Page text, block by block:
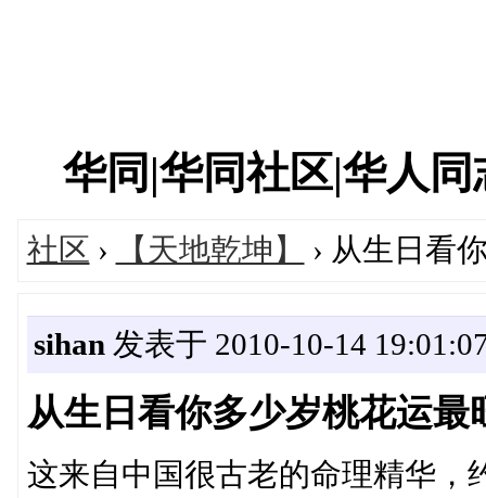
华同|华同社区|华人
社区 › 【天地乾坤】 › 从生日看
sihan 发表于 2010-10-14
从生日看你多少岁桃花运最
这来自中国很古老的命理精华，